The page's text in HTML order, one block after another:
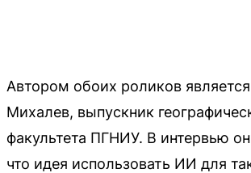
Автором обоих роликов
Михалев, выпускник
факультета ПГНИУ. В интервью
что идея использовать ИИ для